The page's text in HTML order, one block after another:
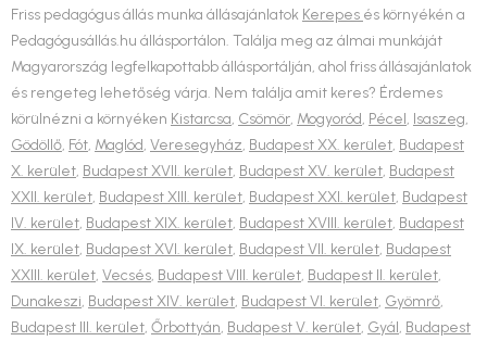
Friss pedagógus állás munka állásajánlatok Kerepes és környékén a
Pedagógusállás.hu állásportálon. Találja meg az álmai munkáját
Magyarország legfelkapottabb állásportálján, ahol friss állásajánlatok
és rengeteg lehetőség várja. Nem találja amit keres? Érdemes
körülnézni a környéken Kistarcsa, Csömör, Mogyoród, Pécel, Isaszeg,
Gödöllő, Fót, Maglód, Veresegyház, Budapest XX. kerület, Budapest
X. kerület, Budapest XVII. kerület, Budapest XV. kerület, Budapest
XXII. kerület, Budapest XIII. kerület, Budapest XXI. kerület, Budapest
IV. kerület, Budapest XIX. kerület, Budapest XVIII. kerület, Budapest
IX. kerület, Budapest XVI. kerület, Budapest VII. kerület, Budapest
XXIII. kerület, Vecsés, Budapest VIII. kerület, Budapest II. kerület,
Dunakeszi, Budapest XIV. kerület, Budapest VI. kerület, Gyömrő,
Budapest III. kerület, Őrbottyán, Budapest V. kerület, Gyál, Budapest